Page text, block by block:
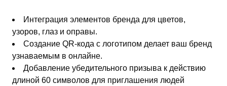
Интеграция элементов бренда для цветов,
узоров, глаз и оправы.
Создание QR-кода с логотипом делает ваш бренд
узнаваемым в онлайне.
Добавление убедительного призыва к действию
длиной 60 символов для приглашения людей